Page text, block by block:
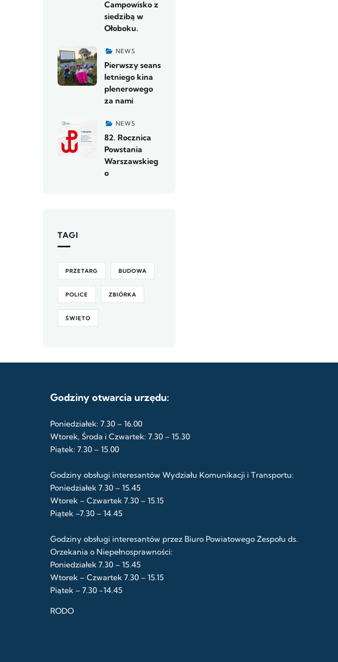
Campowisko z
siedzibą w
Ołoboku.
NEWS
Pierwszy seans
letniego kina
plenerowego
za nami
NEWS
82. Rocznica
Powstania
Warszawskieg
o
TAGI
PRZETARG BUDOWA
POLICE ZBIÓRKA
ŚWIĘTO
Godziny otwarcia urzędu:
Poniedziałek: 7.30 – 16.00
Wtorek, Środa i Czwartek: 7.30 – 15.30
Piątek: 7.30 – 15.00
Godziny obsługi interesantów Wydziału Komunikacji i Transportu:
Poniedziałek 7.30 – 15.45
Wtorek – Czwartek 7.30 – 15.15
Piątek –7.30 – 14.45
Godziny obsługi interesantów przez Biuro Powiatowego Zespołu ds.
Orzekania o Niepełnosprawności:
Poniedziałek 7.30 – 15.45
Wtorek – Czwartek 7.30 – 15.15
Piątek – 7.30 -14.45
RODO